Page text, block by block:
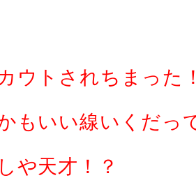
ウトされちまった
もいい線いくだっ
や天才！？